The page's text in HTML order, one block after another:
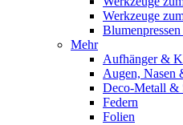
Werkzeuge
Mehr
Aufhänger &
Augen, Nasen
Deco-Metall &
Federn
Folien